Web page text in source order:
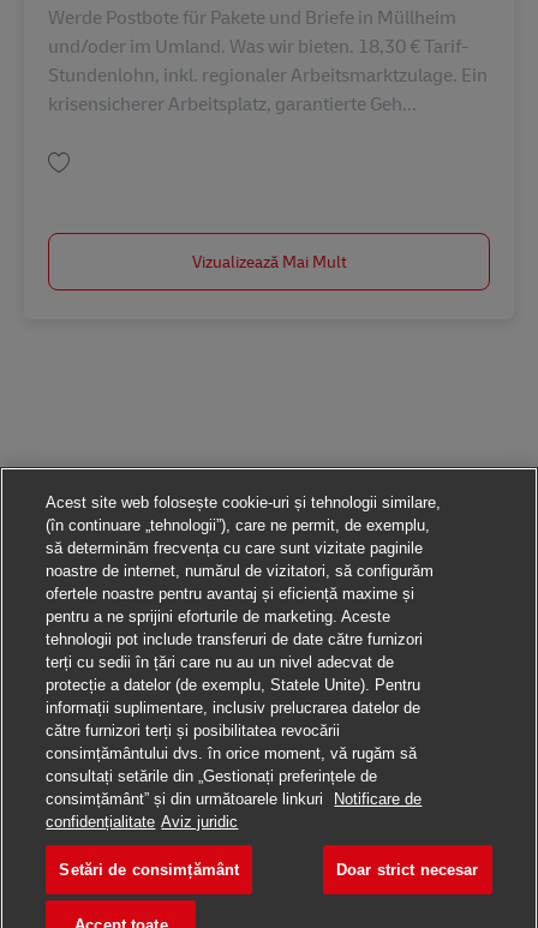
Aplică pentru această poziție
Salvare loc de muncă
Werde Postbote für Pakete und Briefe in Müllheim
und/oder im Umland. Was wir bieten. 18,30 € Tarif-
Stundenlohn, inkl. regionaler Arbeitsmarktzulage. Ein
krisensicherer Arbeitsplatz, garantierte Geh...
Vizualizează Mai Mult
Acest site web folosește cookie-uri și tehnologii similare,
(în continuare „tehnologii”), care ne permit, de exemplu,
să determinăm frecvența cu care sunt vizitate paginile
noastre de internet, numărul de vizitatori, să configurăm
ofertele noastre pentru avantaj și eficiență maxime și
pentru a ne sprijini eforturile de marketing. Aceste
tehnologii pot include transferuri de date către furnizori
terți cu sedii în țări care nu au un nivel adecvat de
protecție a datelor (de exemplu, Statele Unite). Pentru
informații suplimentare, inclusiv prelucrarea datelor de
către furnizori terți și posibilitatea revocării
consimțământului dvs. în orice moment, vă rugăm să
consultați setările din „Gestionați preferințele de
consimțământ” și din următoarele linkuri
Notificare de
confidențialitate Aviz juridic
Setări de consimțământ Doar strict necesar